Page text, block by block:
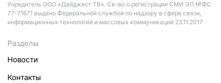
Учредитель ООО «Дайджест ТВ». Св-во о регистрации СМИ ЭЛ №ФС
77-71671 выдано Федеральной службой по надзору в сфере связи,
информационных технологий и массовых коммуникаций 23.11.2017
Разделы
Новости
Контакты